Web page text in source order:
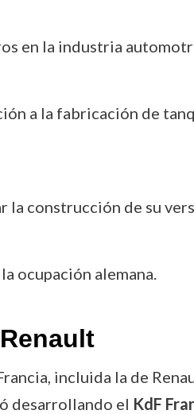
en la industria
a la fabricación de
la construcción de su
ocupación alemana.
incluida la de
desarrollando el KdF